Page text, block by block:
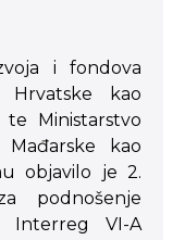
i fondova
Hrvatske kao
Ministarstvo
kao
objavilo je 2.
podnošenje
Interreg VI-A